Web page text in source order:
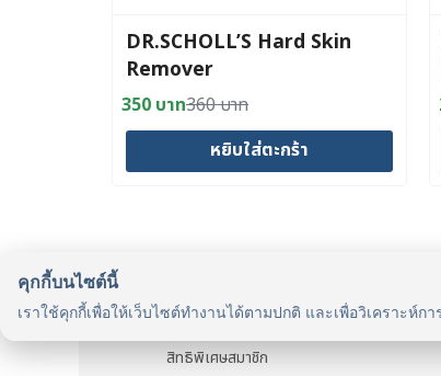
DR.SCHOLL’S Hard Skin
Remover
360บาท
Original
price
was:
350 บาท
Current
price
is:
หยิบใส่ตะกร้า
คุกกี้บนไซต์นี้
เราใช้คุกกี้เพื่อให้เว็บไซต์ทำงานได้ตามปกติ และเพื่อวิเคราะห์
สิทธิพิเศษสมาชิก